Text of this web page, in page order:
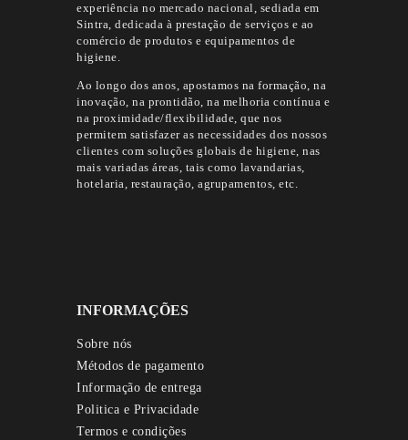
experiência no mercado nacional, sediada em
Sintra, dedicada à prestação de serviços e ao
comércio de produtos e equipamentos de
higiene.
Ao longo dos anos, apostamos na formação, na
inovação, na prontidão, na melhoria contínua e
na proximidade/flexibilidade, que nos
permitem satisfazer as necessidades dos nossos
clientes com soluções globais de higiene, nas
mais variadas áreas, tais como lavandarias,
hotelaria, restauração, agrupamentos, etc.
INFORMAÇÕES
Sobre nós
Métodos de pagamento
Informação de entrega
Politica e Privacidade
Termos e condições